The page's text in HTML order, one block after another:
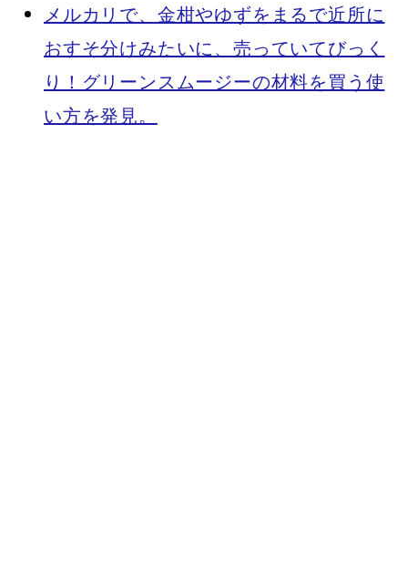
メルカリで、金柑やゆずをまるで近所に
おすそ分けみたいに、売っていてびっく
り！グリーンスムージーの材料を買う使
い方を発見。